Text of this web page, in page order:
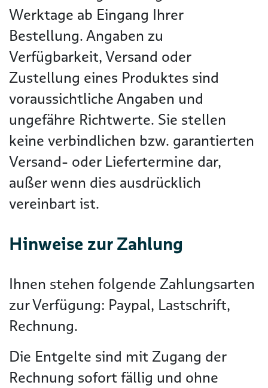
Werktage ab Eingang Ihrer
Bestellung. Angaben zu
Verfügbarkeit, Versand oder
Zustellung eines Produktes sind
voraussichtliche Angaben und
ungefähre Richtwerte. Sie stellen
keine verbindlichen bzw. garantierten
Versand- oder Liefertermine dar,
außer wenn dies ausdrücklich
vereinbart ist.
Hinweise zur Zahlung
Ihnen stehen folgende Zahlungsarten
zur Verfügung: Paypal, Lastschrift,
Rechnung.
Die Entgelte sind mit Zugang der
Rechnung sofort fällig und ohne